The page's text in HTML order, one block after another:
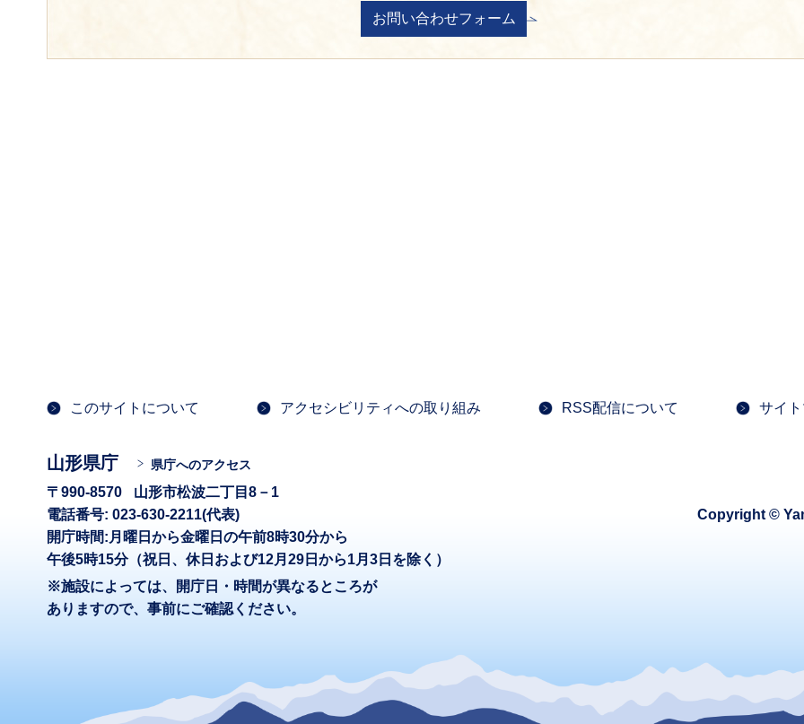
このサイトについて アクセシビリティへの取り組み RSS配信について サイ
山形県庁 県庁へのアクセス
〒990-8570
山形市松波二丁目8－1
電話番号: 023-630-2211(代表)
開庁時間:月曜日から金曜日の午前8時30分から
午後5時15分（祝日、休日および12月29日から1月3日を除く）
※施設によっては、開庁日・時間が異なるところが
ありますので、事前にご確認ください。
Copyright ©